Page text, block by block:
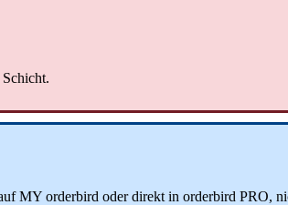
MY orderbird oder direkt in orderbird PRO,